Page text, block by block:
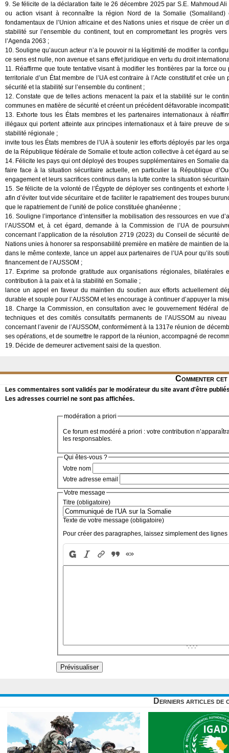
9. Se félicite de la déclaration faite le 26 décembre 2025 par S.E. Mahmoud
ou action visant à reconnaître la région Nord de la Somalie
fondamentaux de l’Union africaine et des Nations unies et risque de créer
stabilité sur l’ensemble du continent, tout en compromettant les progrès
l’Agenda 2063 ;
10. Souligne qu’aucun acteur n’a le pouvoir ni la légitimité de modifier la
ce sens est nulle, non avenue et sans effet juridique en vertu du droit
11. Réaffirme que toute tentative visant à modifier les frontières par la force
territoriale d’un État membre de l’UA est contraire à l’Acte constitutif et crée
sécurité et la stabilité sur l’ensemble du continent ;
12. Constate que de telles actions menacent la paix et la stabilité sur le
communes en matière de sécurité et créent un précédent défavorable
13. Exhorte tous les États membres et les partenaires internationaux à
illégaux qui portent atteinte aux principes internationaux et à faire preuve de
stabilité régionale ;
invite tous les États membres de l’UA à soutenir les efforts déployés par les
de la République fédérale de Somalie et toute action collective à cet égard au
14. Félicite les pays qui ont déployé des troupes supplémentaires en Somalie
faire face à la situation sécuritaire actuelle, en particulier la République
engagement et leurs sacrifices continus dans la lutte contre la situation
15. Se félicite de la volonté de l’Égypte de déployer ses contingents et
afin d’éviter tout vide sécuritaire et de faciliter le rapatriement des troupes
que le rapatriement de l’unité de police constituée ghanéenne ;
16. Souligne l’importance d’intensifier la mobilisation des ressources en vue
l’AUSSOM et, à cet égard, demande à la Commission de l’UA de
concernant l’application de la résolution 2719 (2023) du Conseil de sécurité
Nations unies à honorer sa responsabilité première en matière de maintien de
dans le même contexte, lance un appel aux partenaires de l’UA pour qu’ils
financement de l’AUSSOM ;
17. Exprime sa profonde gratitude aux organisations régionales,
contribution à la paix et à la stabilité en Somalie ;
lance un appel en faveur du maintien du soutien aux efforts actuellement
durable et souple pour l’AUSSOM et les encourage à continuer d’appuyer la
18. Charge la Commission, en consultation avec le gouvernement fédéral
techniques et des comités consultatifs permanents de l’AUSSOM au
concernant l’avenir de l’AUSSOM, conformément à la 1317e réunion de
ses opérations, et de soumettre le rapport de la réunion, accompagné de
19. Décide de demeurer activement saisi de la question.
Commenter
Les commentaires sont validés par le modérateur du site avant d'être
Les adresses courriel ne sont pas affichées.
modération a priori
Ce forum est modéré a priori : votre contribution
les responsables.
Qui êtes-vous ?
Votre nom
Votre adresse email
Votre message
Titre (obligatoire)
Texte de votre message (obligatoire)
Pour créer des paragraphes, laissez simplement des lignes
Derniers articles de